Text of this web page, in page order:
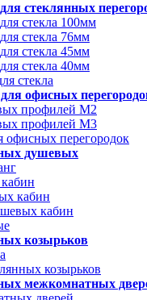
стеклянных
стекла 100мм
стекла 76мм
стекла 45мм
стекла 40мм
стекла
офисных
профилей M2
профилей M3
перегородок
душевых
кабин
кабин
козырьков
козырьков
межкомнатных